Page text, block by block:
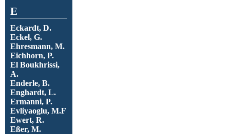
E
Eckardt, D.
Eckel, G.
Ehresmann, M.
Eichhorn, P.
El Boukhrissi,
A.
Enderle, B.
Enghardt, L.
Ermanni, P.
Evliyaoglu, M.F
Ewert, R.
Eßer, M.